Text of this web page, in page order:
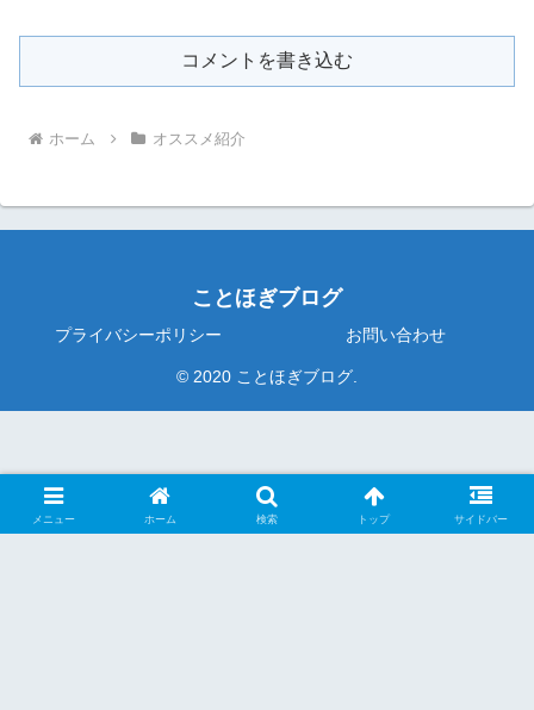
コメントを書き込む
ホーム オススメ紹介
ことほぎブログ
プライバシーポリシー お問い合わせ
© 2020 ことほぎブログ.
メニュー ホーム 検索 トップ サイドバー